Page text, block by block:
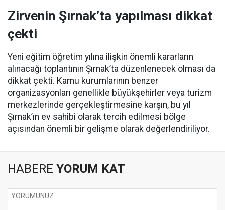
Zirvenin Şırnak’ta yapılması dikkat
çekti
Yeni eğitim öğretim yılına ilişkin önemli kararların
alınacağı toplantının Şırnak’ta düzenlenecek olması da
dikkat çekti. Kamu kurumlarının benzer
organizasyonları genellikle büyükşehirler veya turizm
merkezlerinde gerçekleştirmesine karşın, bu yıl
Şırnak’ın ev sahibi olarak tercih edilmesi bölge
açısından önemli bir gelişme olarak değerlendiriliyor.
HABERE YORUM KAT